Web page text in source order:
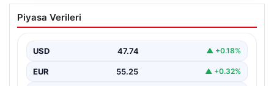
Manchester United, Altay Bayındır’ın
Transferini Resmen Duyurdu
beklenen haberi duyurdu ve transferde sona…
Piyasa Verileri
USD 47.74 ▲ +0.18%
EUR 55.25 ▲ +0.32%